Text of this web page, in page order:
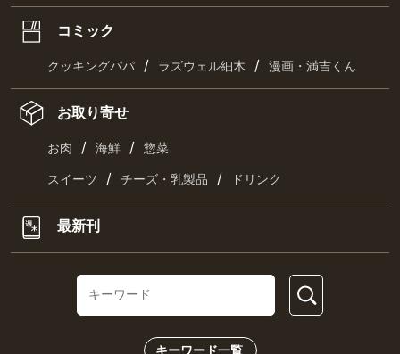
コミック
クッキングパパ / ラズウェル細木 / 漫画・満吉くん
お取り寄せ
お肉 / 海鮮 / 惣菜
スイーツ / チーズ・乳製品 / ドリンク
最新刊
キーワード一覧